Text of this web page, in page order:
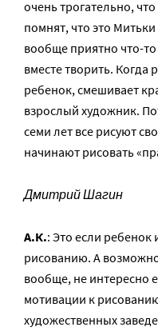
очень трогательно,
помнят, что это
вообще приятно что-
вместе творить.
ребенок, смешивает
взрослый художник.
семи лет все рисуют
начинают рисовать
Дмитрий Шагин
А.К.: Это если ребенок
рисованию. А
вообще, не интересно
мотивации к
художественных